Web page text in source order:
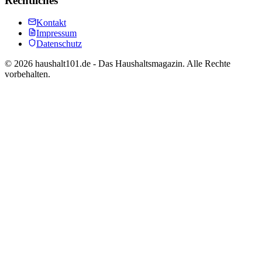
Kontakt
Impressum
Datenschutz
© 2026 haushalt101.de - Das Haushaltsmagazin. Alle Rechte
vorbehalten.